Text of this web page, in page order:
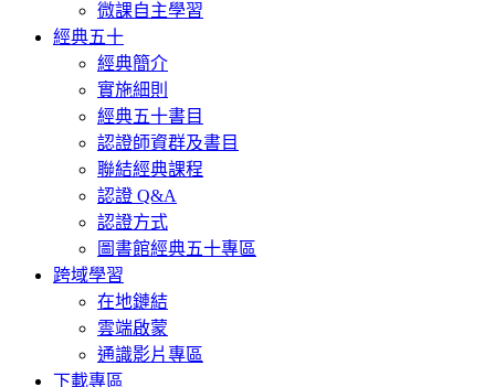
微課自主學習
經典五十
經典簡介
實施細則
經典五十書目
認證師資群及書目
聯結經典課程
認證 Q&A
認證方式
圖書館經典五十專區
跨域學習
在地鏈結
雲端啟蒙
通識影片專區
下載專區